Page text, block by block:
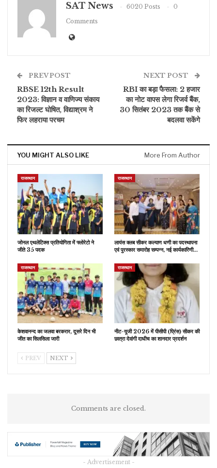
SAT News 6020 Posts
0
Comments
PREV POST
RBSE 12th Result
2023: विज्ञान व वाणिज्य संकाय
का रिजल्‍ट घोषित, विद्याश्रम ने
फिर लहराया परचम
NEXT POST
RBI का बड़ा फैसला: 2 हजार
का नोट वापस लेगा रिजर्व बैंक,
30 सितंबर 2023 तक बैंक से
बदलवा सकेंगे
YOU MIGHT ALSO LIKE More From Author
राजस्थान
जोनल एथलेटिक्स प्रतियोगिता में फ्लोरेटो ने
जीते 35 पदक
राजस्थान
लायंस क्लब सीकर कल्याण धणी का पदस्थापना
एवं पुरस्कार समारोह सम्पन्न, नई कार्यकारिणी…
राजस्थान
केशवानन्द का जलवा बरकरार, दूसरे दिन भी
जीत का सिलसिला जारी
राजस्थान
नीट-यूजी 2026 में पीसीपी (प्रिंस) सीकर की
छात्रा देवांगी दाधीच का शानदार प्रदर्शन
PREV NEXT
Comments are closed.
- Advertisement -